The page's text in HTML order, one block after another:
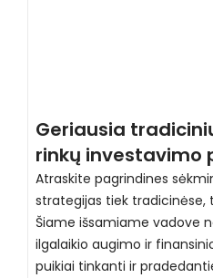
Geriausia
rinkų investavimo
Atraskite pagrindines
strategijas tiek tradicinėse,
Šiame išsamiame vadove
ilgalaikio augimo ir
puikiai tinkanti ir